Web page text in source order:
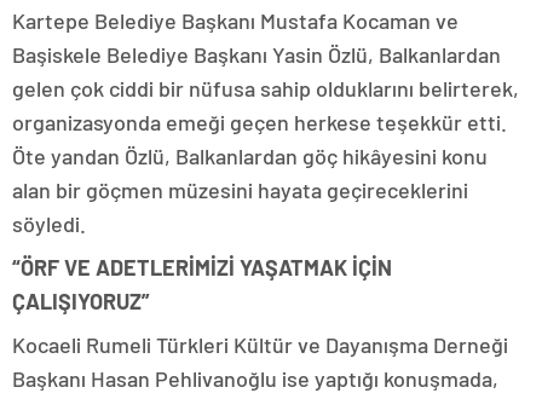
Kartepe Belediye Başkanı Mustafa Kocaman ve
Başiskele Belediye Başkanı Yasin Özlü, Balkanlardan
gelen çok ciddi bir nüfusa sahip olduklarını belirterek,
organizasyonda emeği geçen herkese teşekkür etti.
Öte yandan Özlü, Balkanlardan göç hikâyesini konu
alan bir göçmen müzesini hayata geçireceklerini
söyledi.
“ÖRF VE ADETLERİMİZİ YAŞATMAK İÇİN
ÇALIŞIYORUZ”
Kocaeli Rumeli Türkleri Kültür ve Dayanışma Derneği
Başkanı Hasan Pehlivanoğlu ise yaptığı konuşmada,